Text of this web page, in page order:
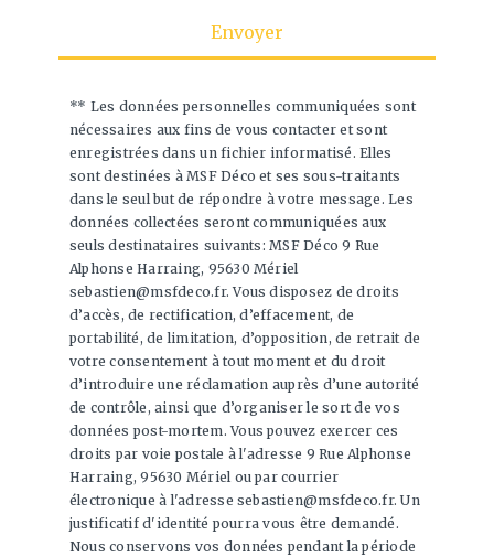
Envoyer
** Les données personnelles communiquées sont
nécessaires aux fins de vous contacter et sont
enregistrées dans un fichier informatisé. Elles
sont destinées à MSF Déco et ses sous-traitants
dans le seul but de répondre à votre message. Les
données collectées seront communiquées aux
seuls destinataires suivants: MSF Déco 9 Rue
Alphonse Harraing, 95630 Mériel
sebastien@msfdeco.fr. Vous disposez de droits
d’accès, de rectification, d’effacement, de
portabilité, de limitation, d’opposition, de retrait de
votre consentement à tout moment et du droit
d’introduire une réclamation auprès d’une autorité
de contrôle, ainsi que d’organiser le sort de vos
données post-mortem. Vous pouvez exercer ces
droits par voie postale à l'adresse 9 Rue Alphonse
Harraing, 95630 Mériel ou par courrier
électronique à l'adresse sebastien@msfdeco.fr. Un
justificatif d'identité pourra vous être demandé.
Nous conservons vos données pendant la période